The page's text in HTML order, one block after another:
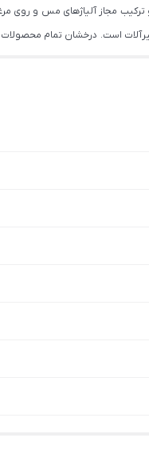
ترکیب مجاز آلیاژهای مس و روی
درخشان تمام محصولات خود را با